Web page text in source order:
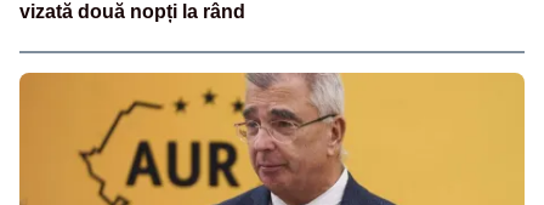
vizată două nopți la rând